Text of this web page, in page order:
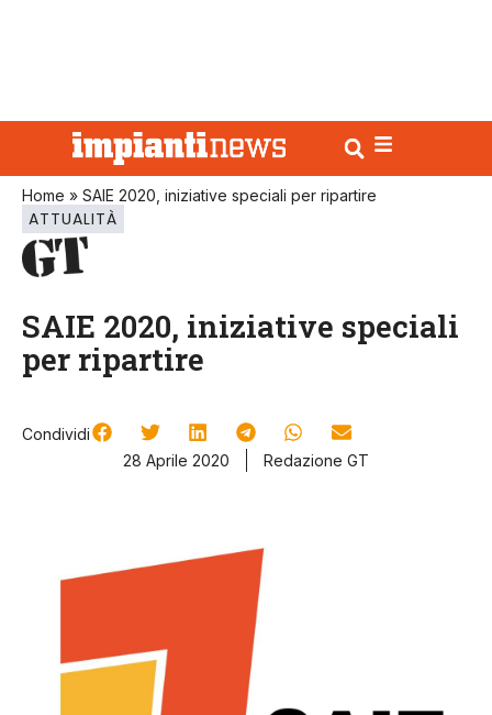
Home » SAIE 2020, iniziative speciali per ripartire
ATTUALITÀ
SAIE 2020, iniziative speciali
per ripartire
Condividi
28 Aprile 2020
Redazione GT